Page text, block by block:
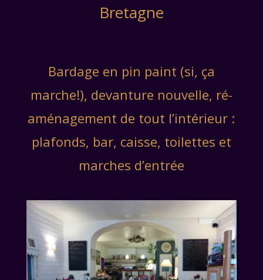
Bretagne
Bardage en pin paint (si, ça
marche!), devanture nouvelle, ré-
aménagement de tout l’intérieur :
plafonds, bar, caisse, toilettes et
marches d’entrée